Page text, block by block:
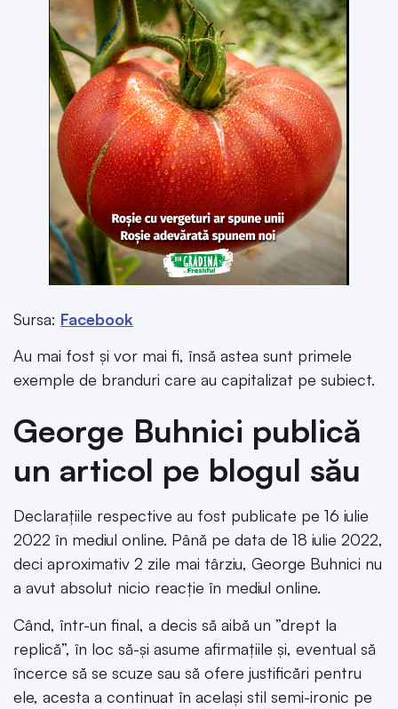
Sursa: Facebook
Au mai fost și vor mai fi, însă astea sunt primele
exemple de branduri care au capitalizat pe subiect.
George Buhnici publică
un articol pe blogul său
Declarațiile respective au fost publicate pe 16 iulie
2022 în mediul online. Până pe data de 18 iulie 2022,
deci aproximativ 2 zile mai târziu, George Buhnici nu
a avut absolut nicio reacție în mediul online.
Când, într-un final, a decis să aibă un ”drept la
replică”, în loc să-și asume afirmațiile și, eventual să
încerce să se scuze sau să ofere justificări pentru
ele, acesta a continuat în același stil semi-ironic pe